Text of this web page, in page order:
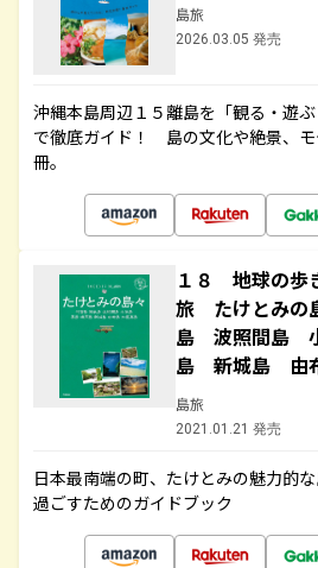
島旅
2026.03.05 発売
沖縄本島周辺１５離島を「観る・遊
で徹底ガイド！ 島の文化や絶景、
冊。
１８ 地球の歩
旅 たけとみ
島 波照間島
島 新城島 由
島旅
2021.01.21 発売
日本最南端の町、たけとみの魅力的
過ごすためのガイドブック